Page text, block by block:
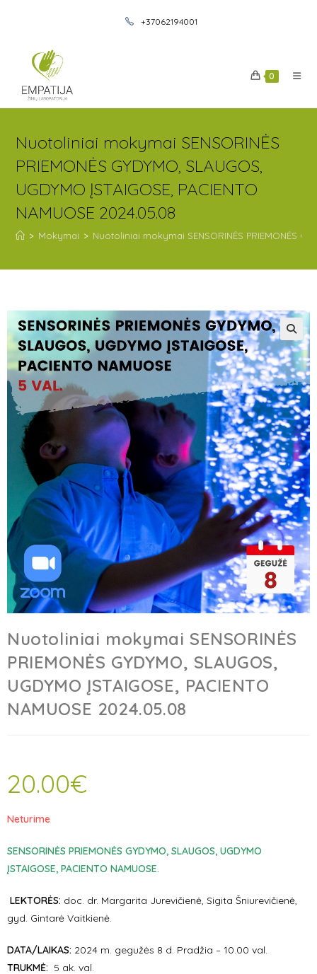
+37062194001
0
Nuotoliniai mokymai SENSORINĖS
PRIEMONĖS GYDYMO, SLAUGOS,
UGDYMO ĮSTAIGOSE, PACIENTO
NAMUOSE 2024.05.08
> Mokymai > Nuotoliniai mokymai SENSORINĖS PRIEMONĖS
Nuotoliniai mokymai SENSORINĖS
PRIEMONĖS GYDYMO, SLAUGOS,
UGDYMO ĮSTAIGOSE, PACIENTO
NAMUOSE 2024.05.08
20.00€
Neturime
SENSORINĖS PRIEMONĖS GYDYMO, SLAUGOS, UGDYMO
ĮSTAIGOSE, PACIENTO NAMUOSE.
LEKTORĖS: doc. dr. Margarita Jurevičienė, Sigita Šniurevičienė,
gyd. Gintarė Vaitkienė.
DATA/LAIKAS: 2024 m. gegužės 8 d. Pradžia – 10.00 val.
TRUKMĖ: 5 ak. val.